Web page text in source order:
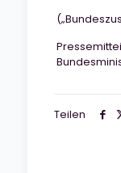
Teilen